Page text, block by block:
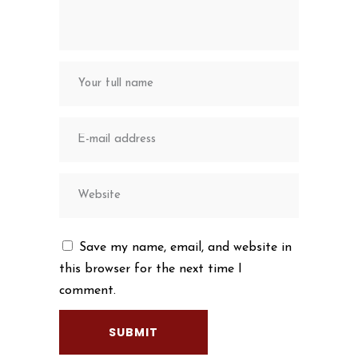
Save my name, email, and website in
this browser for the next time I
comment.